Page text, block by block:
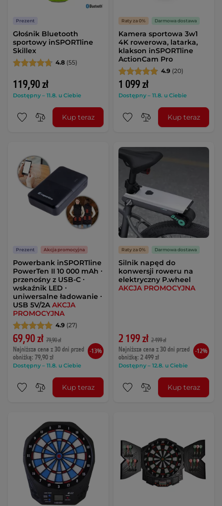
Prezent
Głośnik Bluetooth
sportowy inSPORTline
Skillex
4.8 (55)
119,90 zł
Dostępny – 11.8. u Ciebie
Kup teraz
Raty za 0% Darmowa dostawa
Kamera sportowa 3w1
4K rowerowa, latarka,
klakson inSPORTline
ActionCam Pro
4.9 (20)
1 099 zł
Dostępny – 11.8. u Ciebie
Kup teraz
Prezent Akcja promocyjna
Powerbank inSPORTline
PowerTen II 10 000 mAh ∙
przenośny z USB-C ∙
wskaźnik LED ∙
uniwersalne ładowanie ∙
USB 5V/2AAKCJA
PROMOCYJNA
4.9 (27)
69,90 zł 79,90 zł
Najniższa cena z 30 dni przed
obniżką: 79,90 zł
Dostępny – 11.8. u Ciebie
-13%
Kup teraz
Raty za 0% Darmowa dostawa
Silnik napęd do
konwersji roweru na
elektryczny P.wheel
AKCJA PROMOCYJNA
2 199 zł 2 499 zł
Najniższa cena z 30 dni przed
obniżką: 2 499 zł
Dostępny – 12.8. u Ciebie
-12%
Kup teraz